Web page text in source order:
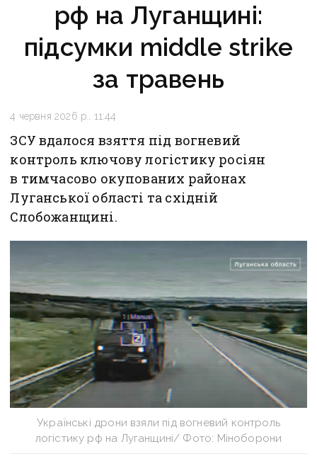
рф на Луганщині:
підсумки middle strike
за травень
4 червня 2026 р., 11:44
ЗСУ вдалося взяття під вогневий
контроль ключову логістику росіян
в тимчасово окупованих районах
Луганської області та східній
Слобожанщині.
Українські дрони взяли під вогневий контроль
логістику рф на Луганщині/ Фото: Міноборони